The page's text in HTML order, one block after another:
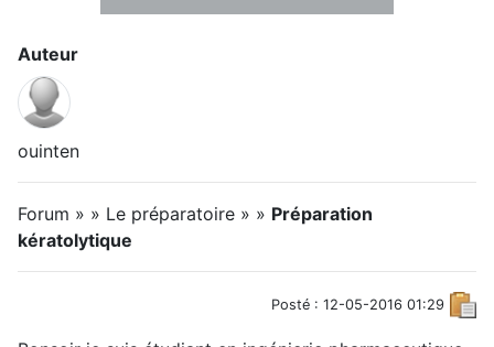
Auteur
ouinten
Forum » » Le préparatoire » » Préparation
kératolytique
Posté : 12-05-2016 01:29